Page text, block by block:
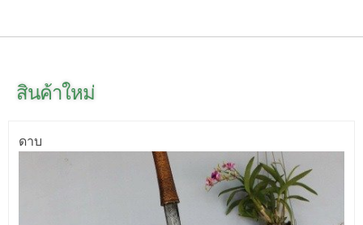
สินค้าใหม่
ดาบ